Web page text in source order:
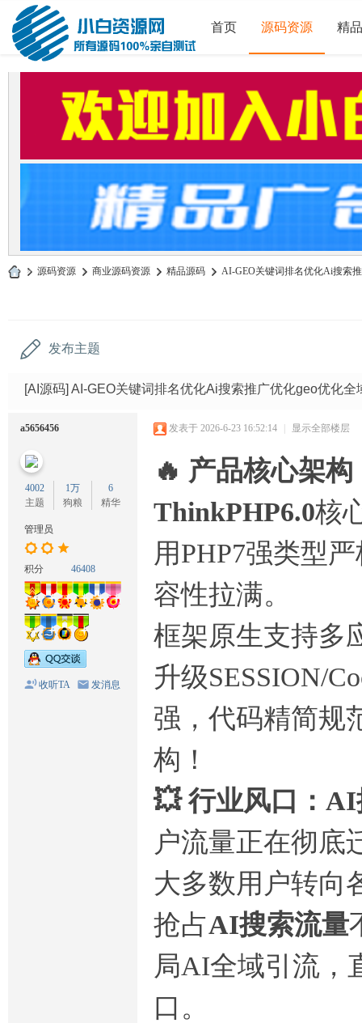
首页 源码资源 精
» 源码资源 › 商业源码资源 › 精品源码 › AI-GEO关键词排名优化Ai搜索
发布主题
[AI源码] AI-GEO关键词排名优化Ai搜索推广优化geo优化
a5656456
4002
主题
1万
狗粮
6
精华
管理员
积分 46408
收听TA 发消息
发表于 2026-6-23 16:52:14 | 显示全部楼层
🔥 产品核心架
ThinkPHP6.0核
用PHP7强类型
容性拉满。
框架原生支持多
升级SESSION/
强，代码精简规
构！
💥 行业风口：
户流量正在彻底
大多数用户转向
抢占AI搜索流量
局AI全域引流，
口。